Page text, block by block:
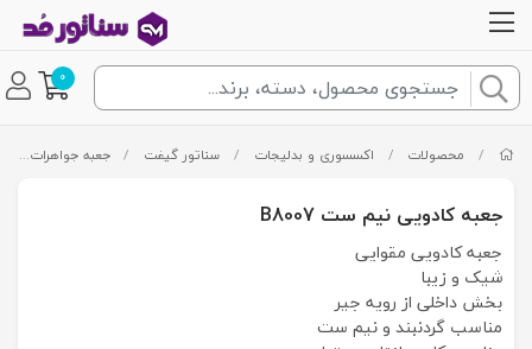
0
/ محصولات / اکسسوری و بدلیجات / سناتور گیفت / جعبه جواهرات
جعبه کادویی نیم ست B8007
جعبه کادویی مقوایی
شیک و زیبا
بخش داخلی از رویه جیر
مناسب گردنبند و نیم ست